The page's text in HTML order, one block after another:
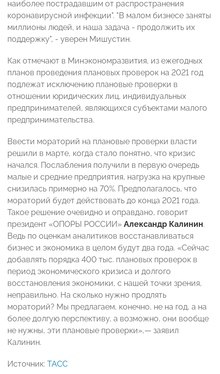
наиболее пострадавшим от распространения
коронавирусной инфекции". "В малом бизнесе заняты
миллионы людей, и наша задача - продолжить их
поддержку", - уверен Мишустин.
Как отмечают в Минэкономразвития, из ежегодных
планов проведения плановых проверок на 2021 год
подлежат исключению плановые проверки в
отношении юридических лиц, индивидуальных
предпринимателей, являющихся субъектами малого
предпринимательства.
Ввести мораторий на плановые проверки власти
решили в марте, когда стало понятно, что кризис
начался. Послабления получили в первую очередь
малые и средние предприятия, нагрузка на крупные
снизилась примерно на 70%. Предполагалось, что
мораторий будет действовать до конца 2021 года.
Такое решение очевидно и оправдано, говорит
президент «ОПОРЫ РОССИИ» Александр Калинин.
Ведь по оценкам аналитиков восстанавливаться
бизнес и экономика в целом будут два года. «Сейчас
добавлять порядка 400 тыс. плановых проверок в
период экономического кризиса и долгого
восстановления экономики, с нашей точки зрения,
неправильно. На сколько нужно продлять
мораторий? Мы предлагаем, конечно, не на год, а на
более долгую перспективу, а возможно, они вообще
не нужны, эти плановые проверки»,— заявил
Калинин.
Источник: ТАСС